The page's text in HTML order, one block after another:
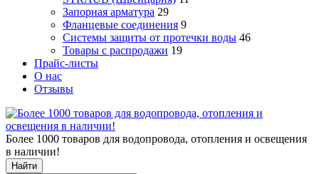
Запорная арматура 29
Фланцевые соединения 9
Системы защиты от протечки воды 46
Товары с распродажи 19
Прайс-листы
О нас
Отзывы
Более 1000 товаров для водопровода, отопления и освещения
в наличии!
Найти